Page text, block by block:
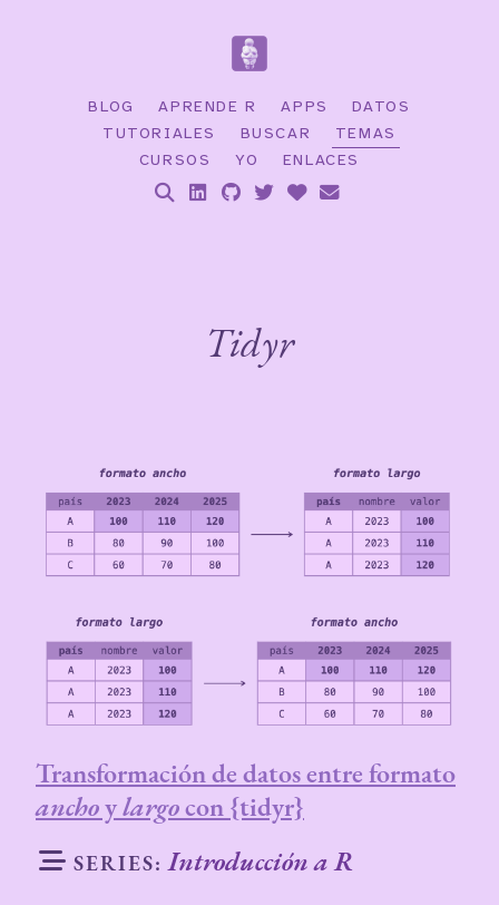
BLOG APRENDE R APPS
DATOS
TUTORIALES
BUSCAR
TEMAS
CURSOS
YO ENLACES
Tidyr
Transformación de datos entre formato
anchoylargocon {tidyr}
SERIES:Introducción a R